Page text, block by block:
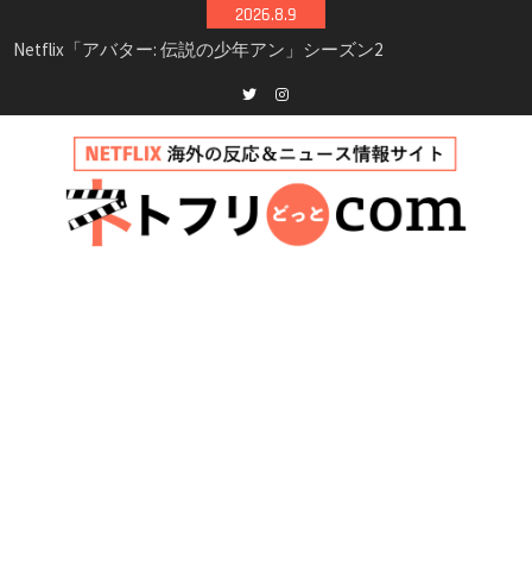
to
2026.8.9
シーズン3最新情報
Netflix映画「ボイスメールで恋をして」キャス
イッチ主演ロマコメ
新決定！2027年撮影開始へ
兄弟大騒動のコメディ映画「リトル・ブラザ
ー」がNetflixで配信！─キャスト・あらすじ・
見どころまとめ
Twitterinstagram